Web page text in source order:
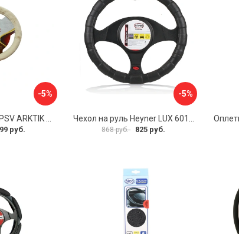
-5%
руб.
-5%
868 руб. 825 руб.